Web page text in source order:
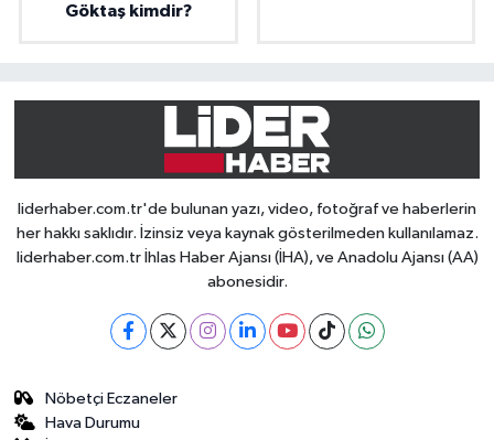
Göktaş kimdir?
liderhaber.com.tr'de bulunan yazı, video, fotoğraf ve haberlerin
her hakkı saklıdır. İzinsiz veya kaynak gösterilmeden kullanılamaz.
liderhaber.com.tr İhlas Haber Ajansı (İHA), ve Anadolu Ajansı (AA)
abonesidir.
Nöbetçi Eczaneler
Hava Durumu